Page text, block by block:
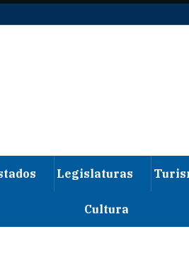
Legislaturas
Cultura